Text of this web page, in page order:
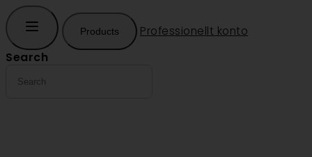
Products
Professionellt konto
Search